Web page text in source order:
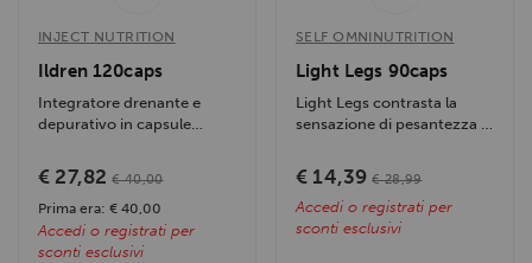
INJECT NUTRITION
Ildren 120caps
Integratore drenante e
depurativo in capsule
erboristici titolati....
€ 27,82 € 40,00
Prima era: € 40,00
Accedi o registrati per
sconti esclusivi
SELF OMNINUTRITION
Light Legs 90caps
Light Legs contrasta la
sensazione di pesantezza e
con...
€ 14,39 € 28,99
Accedi o registrati per
sconti esclusivi